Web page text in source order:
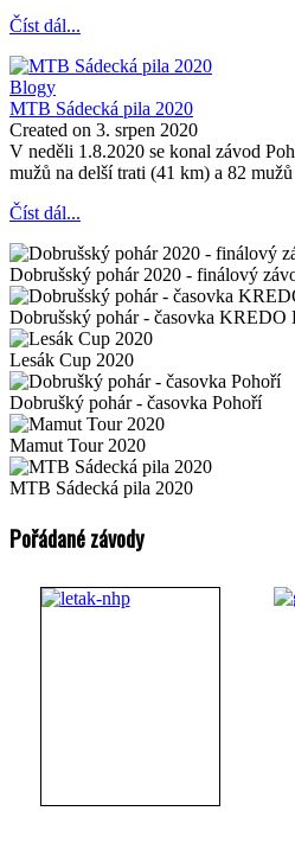
Číst dál...
Blogy
MTB Sádecká pila 2020
Created on 3. srpen 2020
V neděli 1.8.2020 se konal závod
mužů na delší trati (41 km) a 82 mužů
Číst dál...
Dobrušský pohár 2020 - finálový
Dobrušský pohár - časovka KREDO
Lesák Cup 2020
Dobrušký pohár - časovka Pohoří
Mamut Tour 2020
MTB Sádecká pila 2020
Pořádané závody